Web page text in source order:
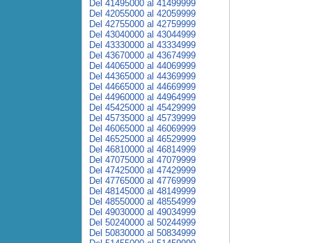
Del 41495000 al 41499999
Del 42055000 al 42059999
Del 42755000 al 42759999
Del 43040000 al 43044999
Del 43330000 al 43334999
Del 43670000 al 43674999
Del 44065000 al 44069999
Del 44365000 al 44369999
Del 44665000 al 44669999
Del 44960000 al 44964999
Del 45425000 al 45429999
Del 45735000 al 45739999
Del 46065000 al 46069999
Del 46525000 al 46529999
Del 46810000 al 46814999
Del 47075000 al 47079999
Del 47425000 al 47429999
Del 47765000 al 47769999
Del 48145000 al 48149999
Del 48550000 al 48554999
Del 49030000 al 49034999
Del 50240000 al 50244999
Del 50830000 al 50834999